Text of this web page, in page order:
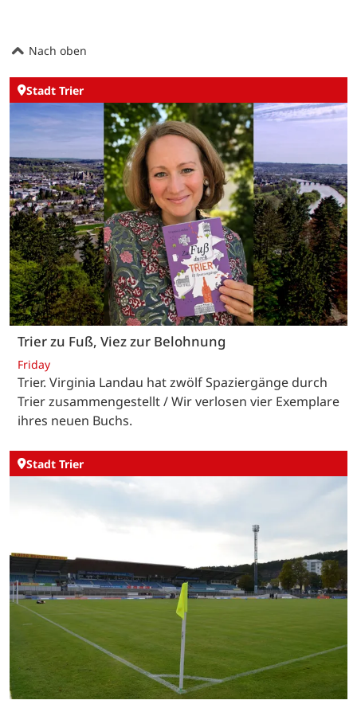
Nach oben
Stadt Trier
Trier zu Fuß, Viez zur Belohnung
Friday
Trier. Virginia Landau hat zwölf Spaziergänge durch
Trier zusammengestellt / Wir verlosen vier Exemplare
ihres neuen Buchs.
Stadt Trier